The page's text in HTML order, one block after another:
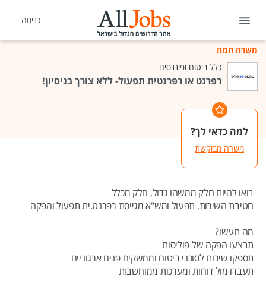
כניסה
משרה חמה
כלל ביטוח ופיננסים
רפרנט או רפרנטית תפעול- ללא צורך בניסיון!
למה כדאי לך?
משרה מבוקשת
בואו להיות חלק ממשהו גדול, חלק מכלל
חטיבת השירות, תפעול ומש"א מגייסת רפרנט.ית תפעול והפקה
מה תעשו?
תבצעו הפקה של פוליסות
תספקו שירות לסוכני ביטוח וממשקים פנים ארגוניים
תעבדו מול דוחות ומערכות ממוחשבות